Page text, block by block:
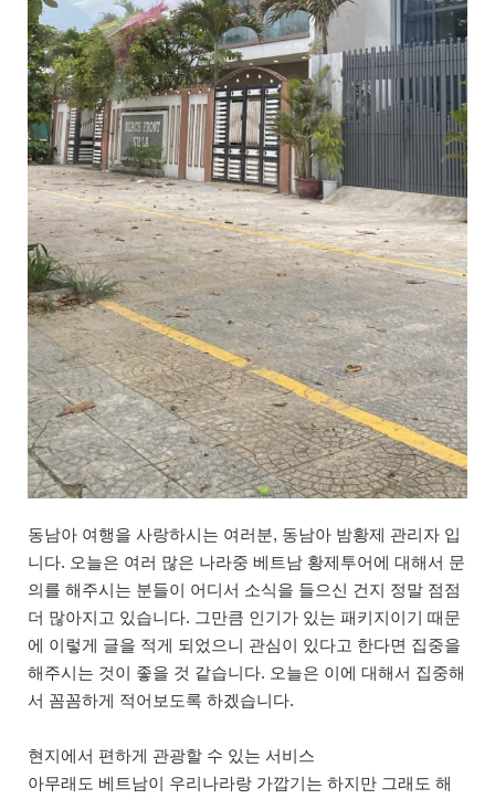
동남아 여행을 사랑하시는 여러분, 동남아 밤황제 관리자 입
니다. 오늘은 여러 많은 나라중 베트남 황제투어에 대해서 문
의를 해주시는 분들이 어디서 소식을 들으신 건지 정말 점점
더 많아지고 있습니다. 그만큼 인기가 있는 패키지이기 때문
에 이렇게 글을 적게 되었으니 관심이 있다고 한다면 집중을
해주시는 것이 좋을 것 같습니다. 오늘은 이에 대해서 집중해
서 꼼꼼하게 적어보도록 하겠습니다.
현지에서 편하게 관광할 수 있는 서비스
아무래도 베트남이 우리나라랑 가깝기는 하지만 그래도 해